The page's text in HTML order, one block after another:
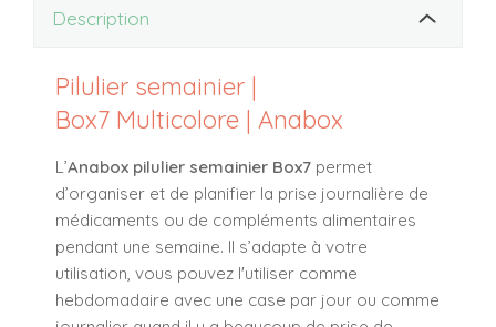
Description
Pilulier semainier |
Box7 Multicolore | Anabox
L’Anabox pilulier semainier Box7 permet
d’organiser et de planifier la prise journalière de
médicaments ou de compléments alimentaires
pendant une semaine. Il s’adapte à votre
utilisation, vous pouvez l'utiliser comme
hebdomadaire avec une case par jour ou comme